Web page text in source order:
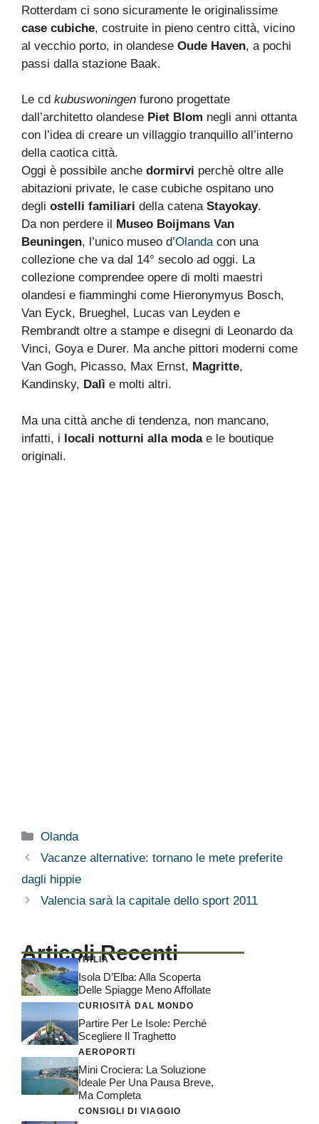
Rotterdam ci sono sicuramente le originalissime
case cubiche, costruite in pieno centro città, vicino
al vecchio porto, in olandese Oude Haven, a pochi
passi dalla stazione Baak.
Le cd kubuswoningen furono progettate
dall’architetto olandese Piet Blom negli anni ottanta
con l’idea di creare un villaggio tranquillo all’interno
della caotica città.
Oggi è possibile anche dormirvi perchè oltre alle
abitazioni private, le case cubiche ospitano uno
degli ostelli familiari della catena Stayokay.
Da non perdere il Museo Boijmans Van
Beuningen, l’unico museo d’Olandacon una
collezione che va dal 14° secolo ad oggi. La
collezione comprendee opere di molti maestri
olandesi e fiamminghi come Hieronymyus Bosch,
Van Eyck, Brueghel, Lucas van Leyden e
Rembrandt oltre a stampe e disegni di Leonardo da
Vinci, Goya e Durer. Ma anche pittori moderni come
Van Gogh, Picasso, Max Ernst, Magritte,
Kandinsky, Dalì e molti altri.
Ma una città anche di tendenza, non mancano,
infatti, i locali notturni alla modae le boutique
originali.
Categorie
Olanda
Vacanze alternative: tornano le mete preferite
dagli hippie
Valencia sarà la capitale dello sport 2011
Articoli Recenti
ITALIA
Isola D’Elba: Alla Scoperta
Delle Spiagge Meno Affollate
CURIOSITÀ DAL MONDO
Partire Per Le Isole: Perché
Scegliere Il Traghetto
AEROPORTI
Mini Crociera: La Soluzione
Ideale Per Una Pausa Breve,
Ma Completa
CONSIGLI DI VIAGGIO